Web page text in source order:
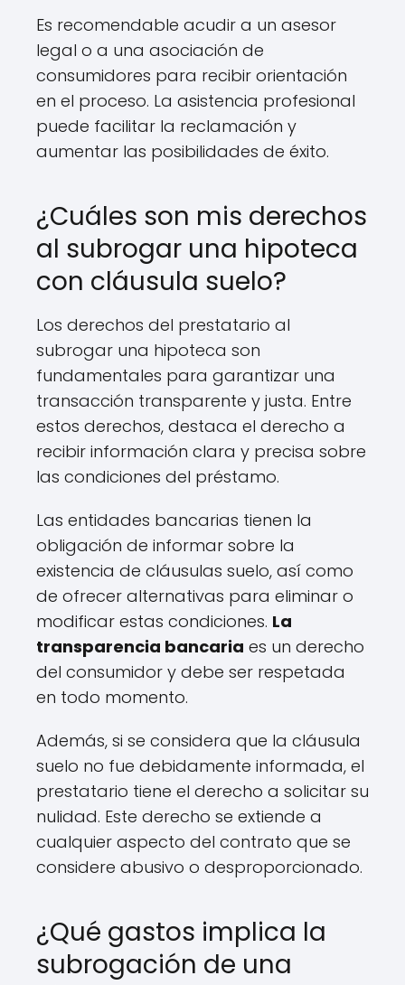
Es recomendable acudir a un asesor
legal o a una asociación de
consumidores para recibir orientación
en el proceso. La asistencia profesional
puede facilitar la reclamación y
aumentar las posibilidades de éxito.
¿Cuáles son mis derechos
al subrogar una hipoteca
con cláusula suelo?
Los derechos del prestatario al
subrogar una hipoteca son
fundamentales para garantizar una
transacción transparente y justa. Entre
estos derechos, destaca el derecho a
recibir información clara y precisa sobre
las condiciones del préstamo.
Las entidades bancarias tienen la
obligación de informar sobre la
existencia de cláusulas suelo, así como
de ofrecer alternativas para eliminar o
modificar estas condiciones. La
transparencia bancaria es un derecho
del consumidor y debe ser respetada
en todo momento.
Además, si se considera que la cláusula
suelo no fue debidamente informada, el
prestatario tiene el derecho a solicitar su
nulidad. Este derecho se extiende a
cualquier aspecto del contrato que se
considere abusivo o desproporcionado.
¿Qué gastos implica la
subrogación de una